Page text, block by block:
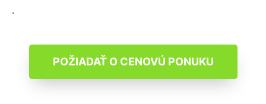
.
POŽIADAŤ O CENOVÚ PONUKU